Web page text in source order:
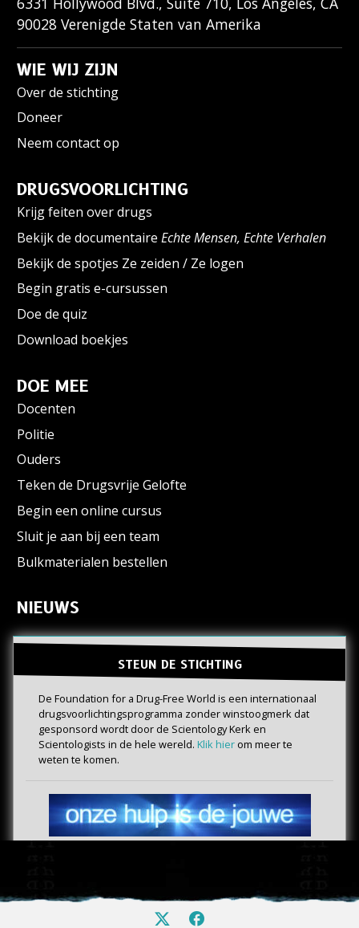
90028 Verenigde Staten van Amerika
WIE WIJ ZIJN
Over de stichting
Doneer
Neem contact op
DRUGSVOORLICHTING
Krijg feiten over drugs
Bekijk de documentaire Echte Mensen, Echte Verhalen
Bekijk de spotjes Ze zeiden / Ze logen
Begin gratis e-cursussen
Doe de quiz
Download boekjes
DOE MEE
Docenten
Politie
Ouders
Teken de Drugsvrije Gelofte
Begin een online cursus
Sluit je aan bij een team
Bulkmaterialen bestellen
NIEUWS
STEUN DE STICHTING
De Foundation for a Drug-Free World is een internationaal
drugs­voorlichtings­programma zonder winstoogmerk dat
gesponsord wordt door de Scientology Kerk en
Scientologists in de hele wereld. Klik hier om meer te
weten te komen.